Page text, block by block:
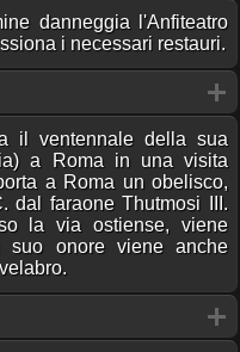
danneggia l'Anfiteatro
i necessari restauri.
il ventennale della sua
a Roma in una visita
a Roma un obelisco,
dal faraone Thutmosi III.
la via ostiense, viene
suo onore viene anche